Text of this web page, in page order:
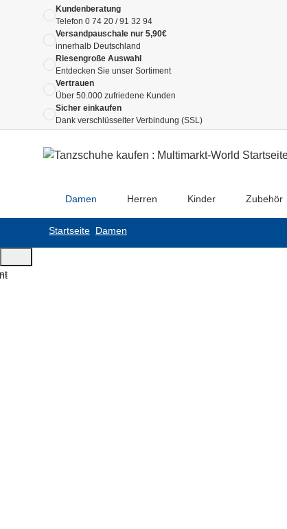
Kundenberatung
Telefon 0 74 20 / 91 32 94
Versandpauschale nur 5,90€
innerhalb Deutschland
Riesengroße Auswahl
Entdecken Sie unser Sortiment
Vertrauen
Über 50.000 zufriedene Kunden
Sicher einkaufen
Dank verschlüsselter Verbindung (SSL)
Damen Herren Kinder Zubehör
Startseite Damen